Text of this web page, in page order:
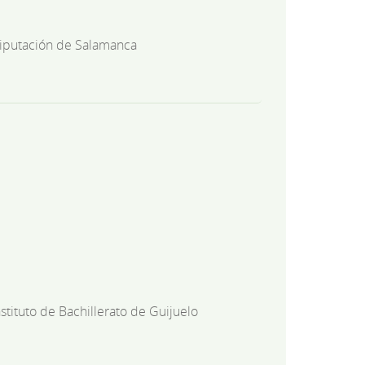
de Salamanca
de Bachillerato de Guijuelo